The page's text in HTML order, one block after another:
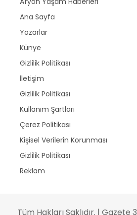
Ana Sayfa
Yazarlar
Künye
Gizlilik Politikası
İletişim
Gizlilik Politikası
Kullanım Şartları
Çerez Politikası
Kişisel Verilerin Korunması
Gizlilik Politikası
Reklam
Tüm Hakları Saklıdır. | Gazete 3